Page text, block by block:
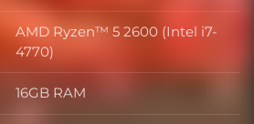
Prozessor
AMD Ryzen™ 5 2600 (Intel i7-
4770)
Arbeitsspeicher
16GB RAM